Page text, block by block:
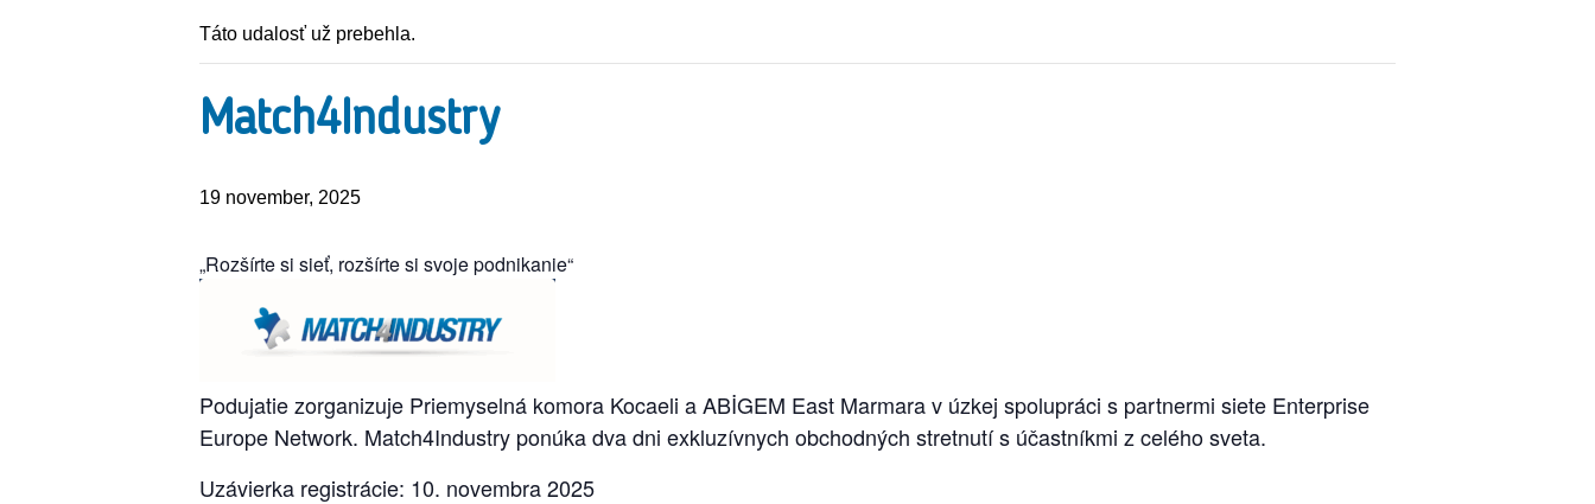
Táto udalosť už prebehla.
Match4Industry
19 november, 2025
„Rozšírte si sieť, rozšírte si svoje podnikanie“
Podujatie zorganizuje Priemyselná komora Kocaeli a ABİGEM East Marmara v úzkej spolupráci s partnermi siete Enterprise
Europe Network. Match4Industry ponúka dva dni exkluzívnych obchodných stretnutí s účastníkmi z celého sveta.
Uzávierka registrácie: 10. novembra 2025